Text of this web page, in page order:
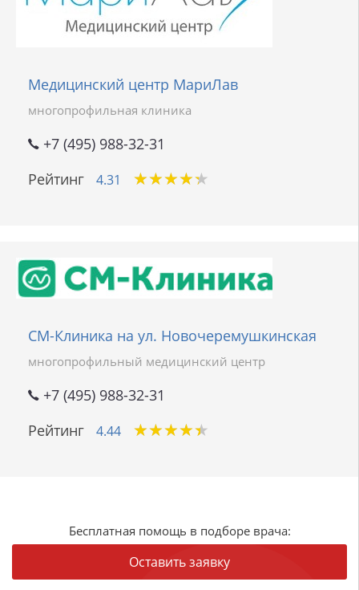
Медицинский центр МариЛав
многопрофильная клиника
+7 (495) 988-32-31
Рейтинг
4.31 ★★★★★
★★★★★
СМ-Клиника на ул. Новочеремушкинская
многопрофильный медицинский центр
+7 (495) 988-32-31
Рейтинг
4.44 ★★★★★
★★★★★
Бесплатная помощь в подборе врача:
Оставить заявку